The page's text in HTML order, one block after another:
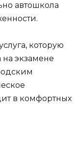
автошкола
которую
на экзамене
в комфортных